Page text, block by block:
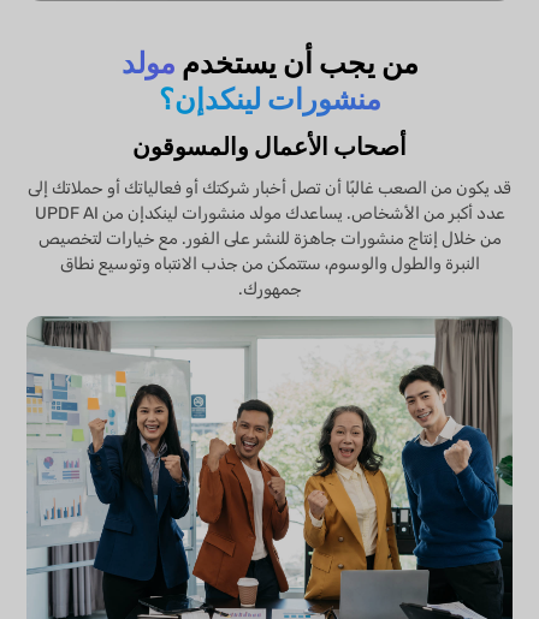
من يجب أن يستخدم مولد
منشورات لينكدإن؟
أصحاب الأعمال والمسوقون
قد يكون من الصعب غالبًا أن تصل أخبار شركتك أو فعالياتك أو حملاتك إلى
عدد أكبر من الأشخاص. يساعدك مولد منشورات لينكدإن من UPDF AI
من خلال إنتاج منشورات جاهزة للنشر على الفور. مع خيارات لتخصيص
النبرة والطول والوسوم، ستتمكن من جذب الانتباه وتوسيع نطاق
جمهورك.